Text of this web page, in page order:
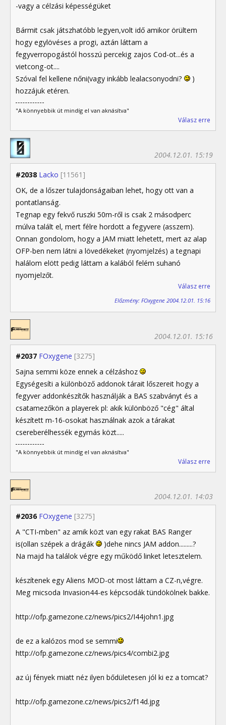
-vagy a célzási képességüket
Bármit csak játszhatóbb legyen,volt idő amikor örültem
hogy egylövéses a progi, aztán láttam a
fegyverropogástól hosszú percekig zajos Cod-ot...és a
vietcong-ot....
Szóval fel kellene nőni(vagy inkább lealacsonyodni?
)
hozzájuk etéren.
"A könnyebbik út mindíg el van aknásítva"
Válasz erre
#2038 Lacko [11561]
2004.12.01. 15:19
OK, de a lőszer tulajdonságaiban lehet, hogy ott van a
pontatlanság.
Tegnap egy fekvő ruszki 50m-ről is csak 2 másodperc
múlva talált el, mert félre hordott a fegyvere (asszem).
Onnan gondolom, hogy a JAM miatt lehetett, mert az alap
OFP-ben nem látni a lövedékeket (nyomjelzés) a tegnapi
halálom elött pedig láttam a kalából felém suhanó
nyomjelzőt.
Válasz erre
Előzmény: FOxygene 2004.12.01. 15:16
#2037 FOxygene [3275]
2004.12.01. 15:16
Sajna semmi köze ennek a célzáshoz
Egységesíti a különböző addonok tárait lőszereit hogy a
fegyver addonkészítők használják a BAS szabványt és a
csatamezőkön a playerek pl: akik különböző "cég" által
készített m-16-osokat használnak azok a tárakat
csereberélhessék egymás közt.....
"A könnyebbik út mindíg el van aknásítva"
Válasz erre
#2036 FOxygene [3275]
2004.12.01. 14:03
A "CTI-mben" az amik közt van egy rakat BAS Ranger
is(ollan szépek a drágák
)dehe nincs JAM addon.........?
Na majd ha találok végre egy működő linket letesztelem.
készítenek egy Aliens MOD-ot most láttam a CZ-n,végre.
Meg micsoda Invasion44-es képcsodák tündökölnek bakke.
http://ofp.gamezone.cz/news/pics2/I44john1.jpg
de ez a kalózos mod se semmi
http://ofp.gamezone.cz/news/pics4/combi2.jpg
az új fények miatt néz ilyen bődületesen jól ki ez a tomcat?
http://ofp.gamezone.cz/news/pics2/f14d.jpg